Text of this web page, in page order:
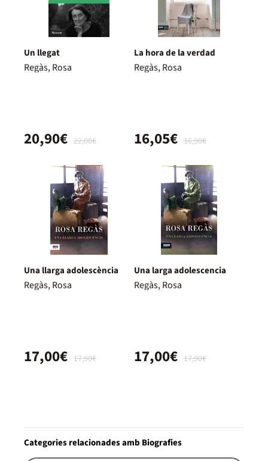
Un llegat
Regàs, Rosa
22,00€
20,90€
La hora de la verdad
Regàs, Rosa
16,90€
16,05€
Una llarga adolescència
Regàs, Rosa
17,90€
17,00€
Una larga adolescencia
Regàs, Rosa
17,90€
17,00€
Categories relacionades amb Biografies